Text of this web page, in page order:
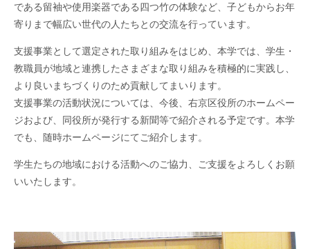
である留袖や使用楽器である四つ竹の体験など、子どもからお年
寄りまで幅広い世代の人たちとの交流を行っています。
支援事業として選定された取り組みをはじめ、本学では、学生・
教職員が地域と連携したさまざまな取り組みを積極的に実践し、
より良いまちづくりのため貢献してまいります。
支援事業の活動状況については、今後、右京区役所のホームペー
ジおよび、同役所が発行する新聞等で紹介される予定です。本学
でも、随時ホームページにてご紹介します。
学生たちの地域における活動へのご協力、ご支援をよろしくお願
いいたします。